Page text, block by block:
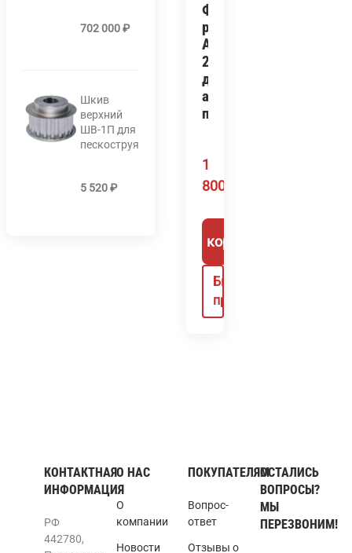
702 000₽
Шкив
верхний
ШВ-1П для
пескоструя
5 520₽
Фильтр-
регулятор
ARF-
2000
для
автоматизированного
пескоструя
1
800
В корзину
Быстрый
просмотр
КОНТАКТНАЯ
ИНФОРМАЦИЯ
РФ
442780,
О НАС
О
компании
Новости
ПОКУПАТЕЛЯМ
Вопрос-
ответ
Отзывы о
ОСТАЛИСЬ
ВОПРОСЫ?
МЫ
ПЕРЕЗВОНИМ!